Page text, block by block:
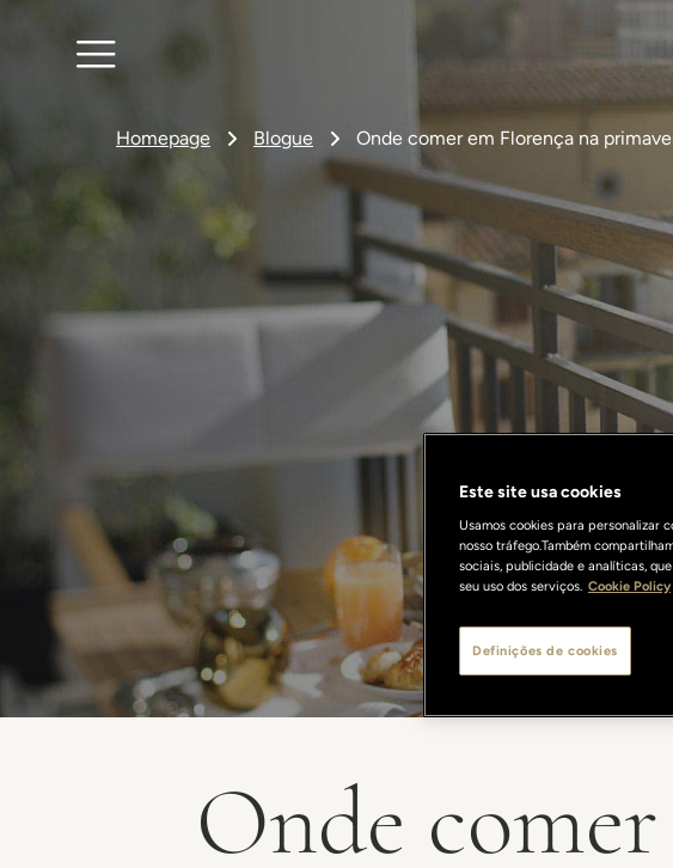
Homepage Blogue Onde comer em Florença na
Onde
Este site usa cookies
Usamos cookies para personalizar
nosso tráfego.Também
sociais, publicidade e analíticas,
seu uso dos serviços. Cookie Policy
Definições de cookies